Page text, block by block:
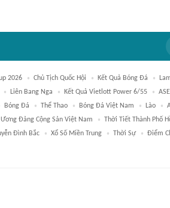
2026 Chủ Tịch Quốc Hội Kết Quả Bóng Đá
Liên Bang Nga Kết Quả Vietlott Power 6/55
Bóng Đá Thể Thao Bóng Đá Việt Nam Lào
Ương Đảng Cộng Sản Việt Nam Thời Tiết Thành Phố
Đình Bắc Xổ Số Miền Trung Thời Sự Điểm